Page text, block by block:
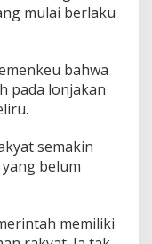
mulai berlaku
bahwa
pada lonjakan
semakin
belum
memiliki